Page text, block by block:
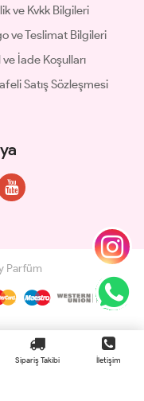
ve Kvkk Bilgileri
ve Teslimat Bilgileri
İade Koşulları
Satış Sözleşmesi
Parfüm
Sipariş Takibi İletişim